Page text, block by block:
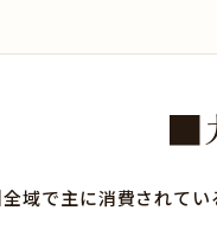
■
域で主に消費されてい